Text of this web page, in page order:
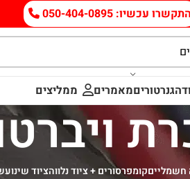
התקשרו עכשיו: 050-404-0895
גנרטוריםמאמרים ממליצים
חשמלייםקומפרסורים + ציוד נלווהציוד שינוע